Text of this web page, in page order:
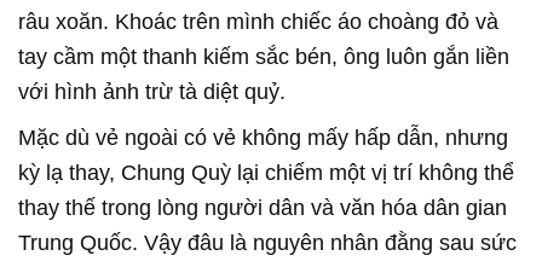
râu xoăn. Khoác trên mình chiếc áo choàng đỏ và
tay cầm một thanh kiếm sắc bén, ông luôn gắn liền
với hình ảnh trừ tà diệt quỷ.
Mặc dù vẻ ngoài có vẻ không mấy hấp dẫn, nhưng
kỳ lạ thay, Chung Quỳ lại chiếm một vị trí không thể
thay thế trong lòng người dân và văn hóa dân gian
Trung Quốc. Vậy đâu là nguyên nhân đằng sau sức